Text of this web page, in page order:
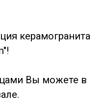
керамогранита
Вы можете в